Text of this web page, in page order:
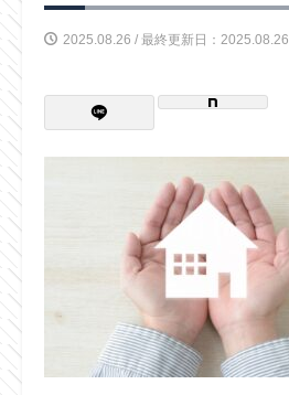
2025.08.26 / 最終更新日：2025.08.26